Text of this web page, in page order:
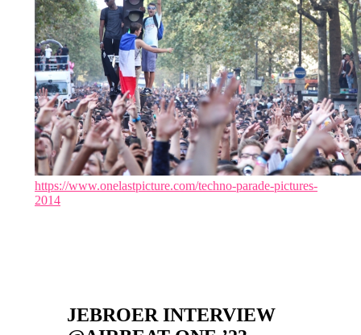
https://www.onelastpicture.com/techno-parade-pictures-
2014
JEBROER INTERVIEW